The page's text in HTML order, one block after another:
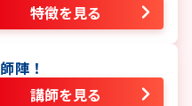
特徴を見る
陣！
講師を見る